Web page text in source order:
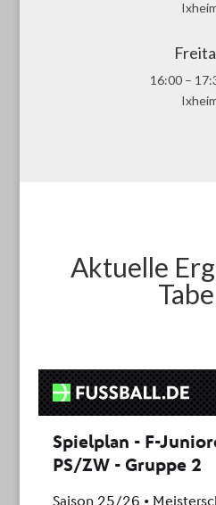
16:00 –
Aktuelle